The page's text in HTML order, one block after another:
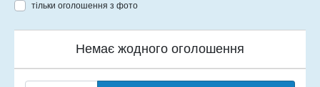
тільки оголошення з фото
Немає жодного оголошення